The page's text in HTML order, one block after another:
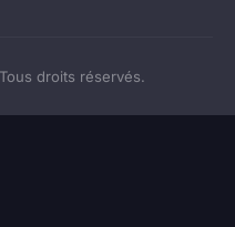
droits réservés.